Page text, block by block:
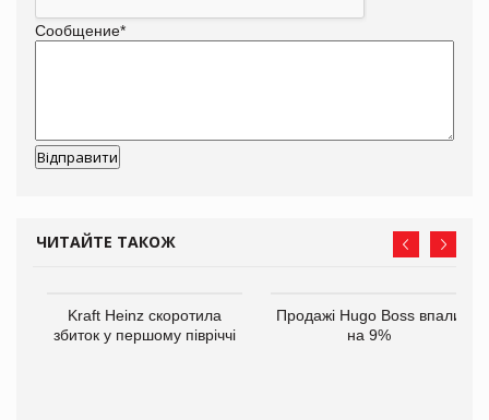
Сообщение*
ЧИТАЙТЕ ТАКОЖ
Kraft Heinz скоротила
збиток у першому півріччі
Продажі Hugo Boss впали
на 9%